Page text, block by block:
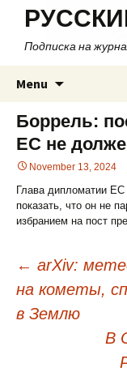
Подписка на
Menu
content
Боррель:
ЕС не
November 13, 2024
Глава дипломатии
показать, что он не
избранием на пост
Post
navigation
← arXiv:
на кометы,
в Землю
В